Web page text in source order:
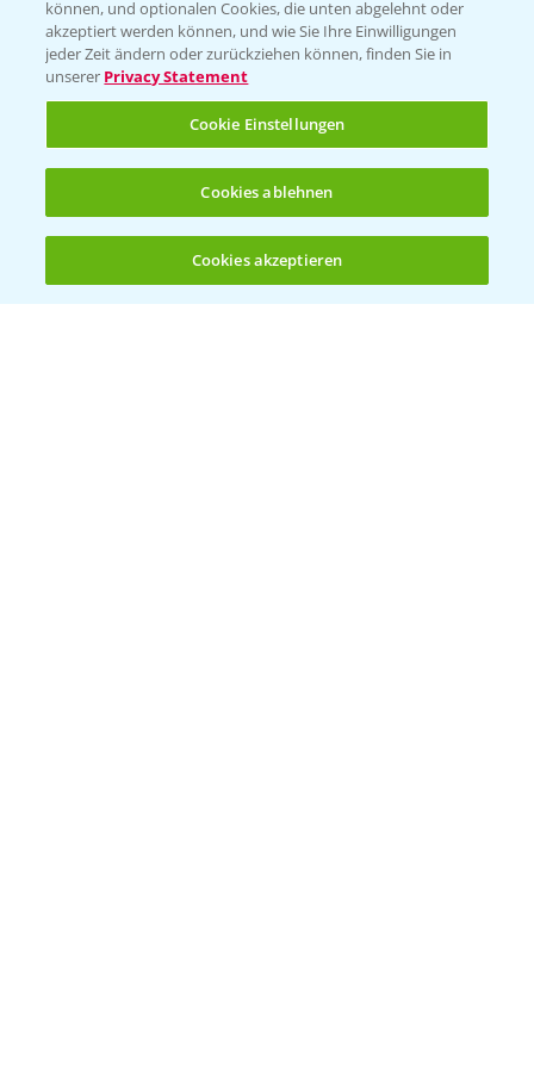
(noch 4)
Wetter Aktuell
BROSCHÜREN
Saatgut
Sonderkulturen
Verantwortung & Sorgfalt
können, und optionalen Cookies, die unten abgelehnt oder
akzeptiert werden können, und wie Sie Ihre Einwilligungen
jeder Zeit ändern oder zurückziehen können, finden Sie in
unserer Privacy Statement
Cookie Einstellungen
Cookies ablehnen
Cookies akzeptieren